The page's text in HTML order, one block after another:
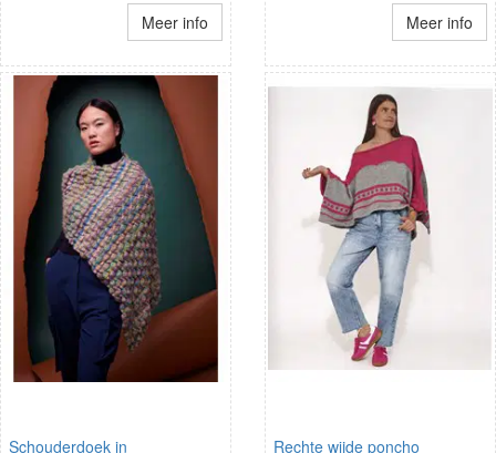
Meer info Meer info
Schouderdoek in
Rechte wijde poncho